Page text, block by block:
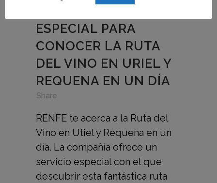
ESPECIAL PARA
CONOCER LA RUTA
DEL VINO EN URIEL Y
REQUENA EN UN DÍA
Share
RENFE te acerca a la Ruta del
Vino en Utiel y Requena en un
día. La compañía ofrece un
servicio especial con el que
descubrir esta fantástica ruta